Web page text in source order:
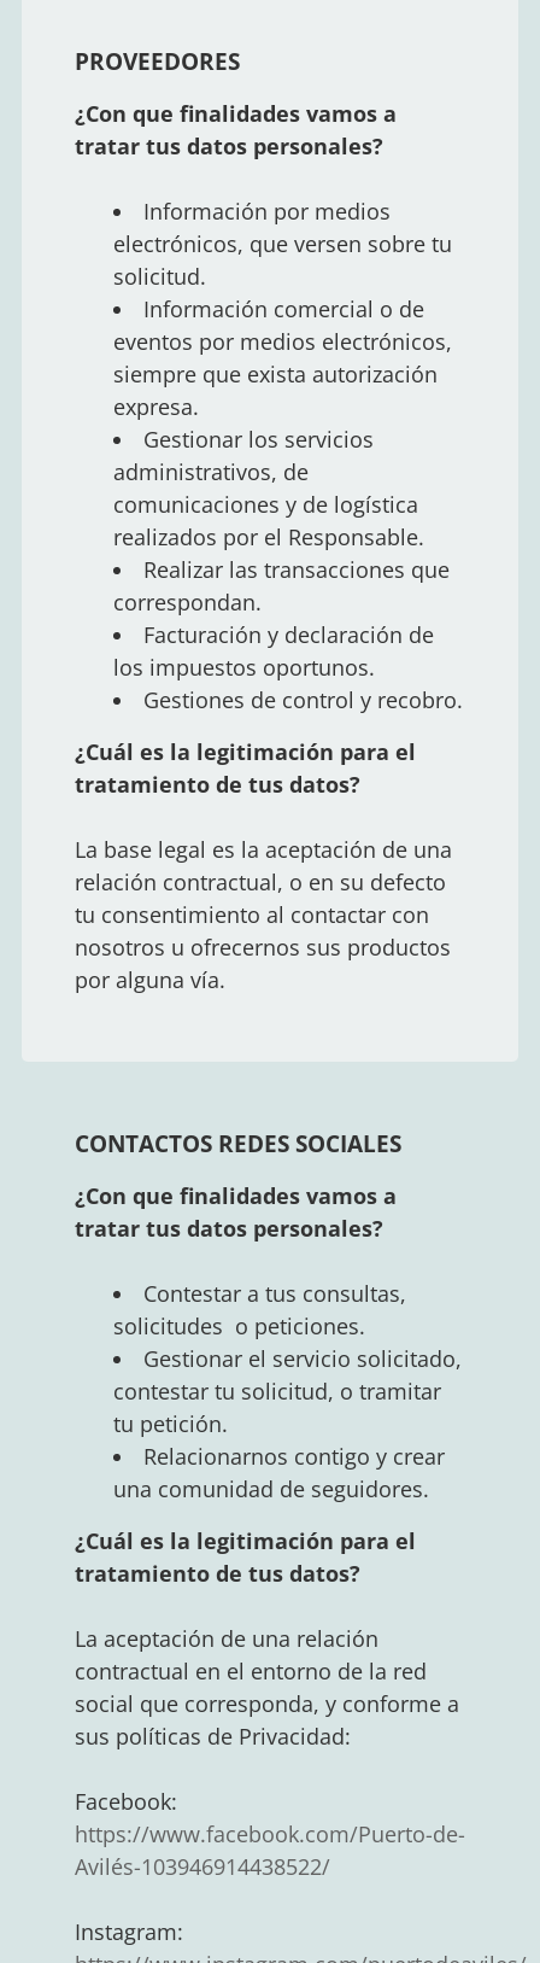
PROVEEDORES
¿Con que finalidades vamos a
tratar tus datos personales?
Información por medios
electrónicos, que versen sobre tu
solicitud.
Información comercial o de
eventos por medios electrónicos,
siempre que exista autorización
expresa.
Gestionar los servicios
administrativos, de
comunicaciones y de logística
realizados por el Responsable.
Realizar las transacciones que
correspondan.
Facturación y declaración de
los impuestos oportunos.
Gestiones de control y recobro.
¿Cuál es la legitimación para el
tratamiento de tus datos?
La base legal es la aceptación de una
relación contractual, o en su defecto
tu consentimiento al contactar con
nosotros u ofrecernos sus productos
por alguna vía.
CONTACTOS REDES SOCIALES
¿Con que finalidades vamos a
tratar tus datos personales?
Contestar a tus consultas,
solicitudes o peticiones.
Gestionar el servicio solicitado,
contestar tu solicitud, o tramitar
tu petición.
Relacionarnos contigo y crear
una comunidad de seguidores.
¿Cuál es la legitimación para el
tratamiento de tus datos?
La aceptación de una relación
contractual en el entorno de la red
social que corresponda, y conforme a
sus políticas de Privacidad:
Facebook:
https://www.facebook.com/Puerto-de-
Avilés-103946914438522/
Instagram: